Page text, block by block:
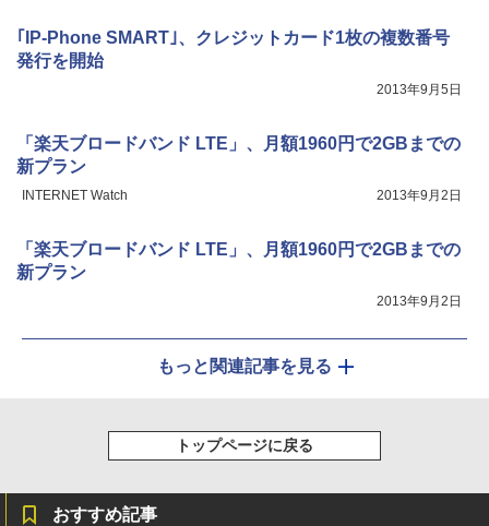
｢IP-Phone SMART｣、クレジットカード1枚の複数番号
発行を開始
2013年9月5日
「楽天ブロードバンド LTE」、月額1960円で2GBまでの
新プラン
INTERNET Watch 2013年9月2日
「楽天ブロードバンド LTE」、月額1960円で2GBまでの
新プラン
2013年9月2日
もっと関連記事を見る
トップページに戻る
おすすめ記事